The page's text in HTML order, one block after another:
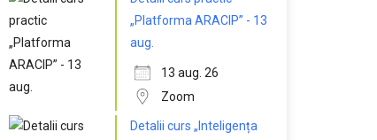
„Platforma ARACIP” - 13
aug.
13 aug. 26
Zoom
Detalii curs „Inteligența